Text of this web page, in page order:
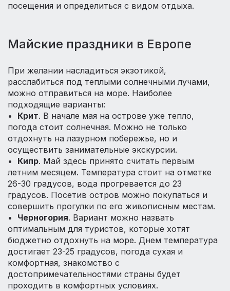
посещения и определиться с видом отдыха.
Майские праздники в Европе
При желании насладиться экзотикой,
расслабиться под теплыми солнечными лучами,
можно отправиться на море. Наиболее
подходящие варианты:
• Крит. В начале мая на острове уже тепло,
погода стоит солнечная. Можно не только
отдохнуть на лазурном побережье, но и
осуществить занимательные экскурсии.
• Кипр. Май здесь принято считать первым
летним месяцем. Температура стоит на отметке
26-30 градусов, вода прогревается до 23
градусов. Посетив остров можно покупаться и
совершить прогулки по его живописным местам.
• Черногория. Вариант можно назвать
оптимальным для туристов, которые хотят
бюджетно отдохнуть на море. Днем температура
достигает 23-25 градусов, погода сухая и
комфортная, знакомство с
достопримечательностями страны будет
проходить в комфортных условиях.